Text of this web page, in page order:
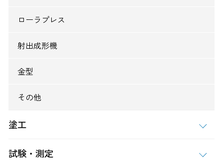
ローラプレス
射出成形機
金型
その他
塗工
試験・測定